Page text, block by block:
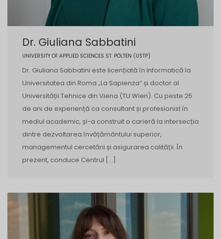
Dr. Giuliana Sabbatini
UNIVERSITY OF APPLIED SCIENCES ST. PÖLTEN (USTP)
Dr. Giuliana Sabbatini este licențiată în Informatică la
Universitatea din Roma „La Sapienza” și doctor al
Universității Tehnice din Viena (TU Wien). Cu peste 25
de ani de experiență ca consultant și profesionist în
mediul academic, și-a construit o carieră la intersecția
dintre dezvoltarea învățământului superior,
managementul cercetării și asigurarea calității. În
prezent, conduce Centrul […]